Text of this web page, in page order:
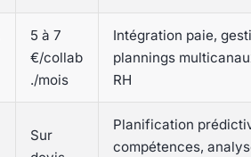
5 à 7
€/collab
./mois
Intégration paie,
plannings
RH
Sur
Planification
compétences,